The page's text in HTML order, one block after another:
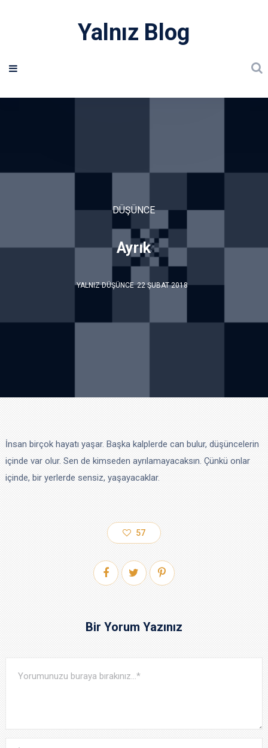
Yalnız Blog
DÜŞÜNCE
Ayrık
YALNIZ DÜŞÜNCE 22 ŞUBAT 2018
İnsan birçok hayatı yaşar. Başka kalplerde can bulur, düşüncelerin
içinde var olur. Sen de kimseden ayrılamayacaksın. Çünkü onlar
içinde, bir yerlerde sensiz, yaşayacaklar.
57
Bir Yorum Yazınız